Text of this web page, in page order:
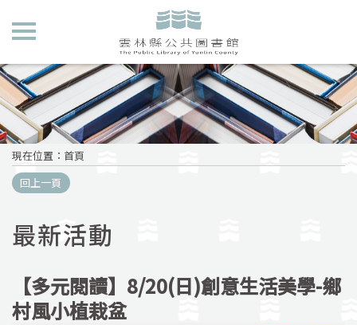
現在位置 ： 首頁
回上一頁
最新活動
【多元閱讀】8/20(日)創意生活美學-鄉
村風小植栽盆